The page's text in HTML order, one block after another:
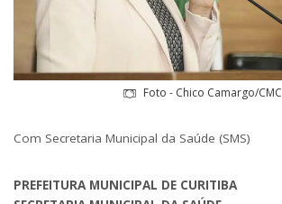
Foto - Chico Camargo/CMC
Com Secretaria Municipal da Saúde (SMS)
PREFEITURA MUNICIPAL DE CURITIBA